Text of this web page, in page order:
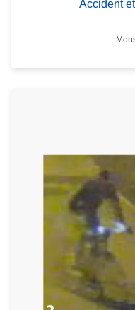
Accident